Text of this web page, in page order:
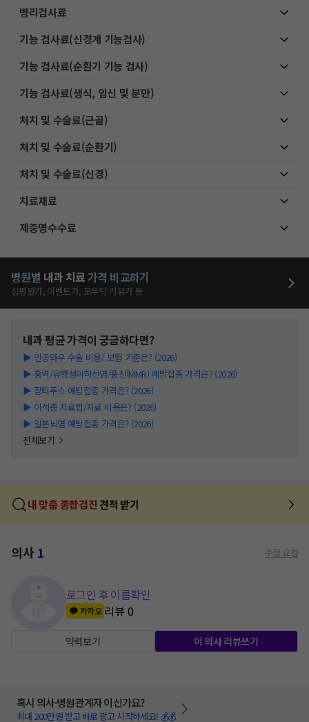
병리검사료
기능 검사료(신경계 기능검사)
기능 검사료(순환기 기능 검사)
기능 검사료(생식, 임신 및 분만)
처치 및 수술료(근골)
처치 및 수술료(순환기)
처치 및 수술료(신경)
치료재료
제증명수수료
병원별 내과 치료가격 비교하기
심평원가, 이벤트가, 모두닥 리뷰가 등
내과평균 가격이 궁금하다면?
▶ 인공와우 수술 비용/ 보험 기준은? (2026)
▶ 홍역/유행성이하선염/풍진(MMR) 예방접종 가격은? (2026)
▶ 장티푸스 예방접종 가격은? (2026)
▶ 이석증 치료법/치료 비용은? (2026)
▶ 일본뇌염 예방접종 가격은? (2026)
전체보기
내 맞춤 종합검진 견적 받기
의사1 수정 요청
로그인 후 이름확인
카카오 리뷰0
약력보기 이 의사 리뷰쓰기
혹시 의사·병원관계자 이신가요?
최대 200만원 받고 바로 광고 시작하세요! 💰💰